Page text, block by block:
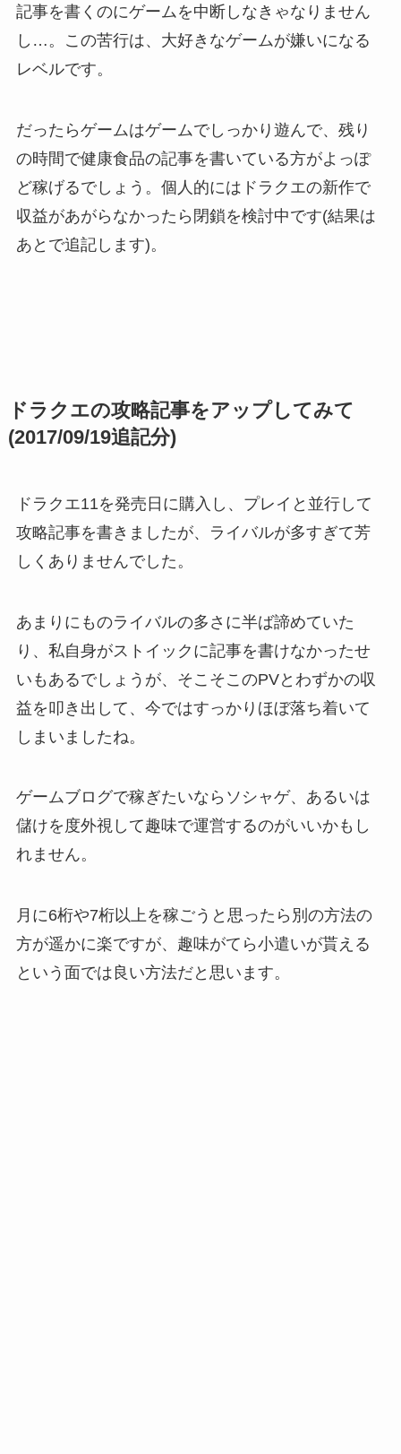
記事を書くのにゲームを中断しなきゃなりません
し…。この苦行は、大好きなゲームが嫌いになる
レベルです。
だったらゲームはゲームでしっかり遊んで、残り
の時間で健康食品の記事を書いている方がよっぽ
ど稼げるでしょう。個人的にはドラクエの新作で
収益があがらなかったら閉鎖を検討中です(結果は
あとで追記します)。
ドラクエの攻略記事をアップしてみて
(2017/09/19追記分)
ドラクエ11を発売日に購入し、プレイと並行して
攻略記事を書きましたが、ライバルが多すぎて芳
しくありませんでした。
あまりにものライバルの多さに半ば諦めていた
り、私自身がストイックに記事を書けなかったせ
いもあるでしょうが、そこそこのPVとわずかの収
益を叩き出して、今ではすっかりほぼ落ち着いて
しまいましたね。
ゲームブログで稼ぎたいならソシャゲ、あるいは
儲けを度外視して趣味で運営するのがいいかもし
れません。
月に6桁や7桁以上を稼ごうと思ったら別の方法の
方が遥かに楽ですが、趣味がてら小遣いが貰える
という面では良い方法だと思います。